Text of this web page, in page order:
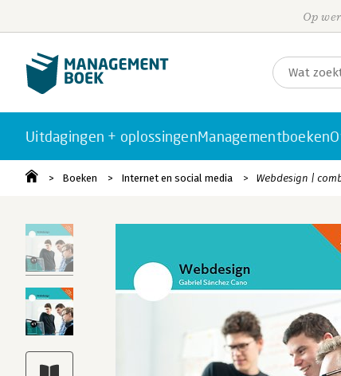
Op
Uitdagingen + oplossingenManagementboeken
Boeken Internet en social media Webdesign |